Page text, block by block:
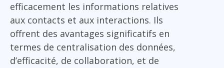
efficacement les informations relatives
aux contacts et aux interactions. Ils
offrent des avantages significatifs en
termes de centralisation des données,
d’efficacité, de collaboration, et de